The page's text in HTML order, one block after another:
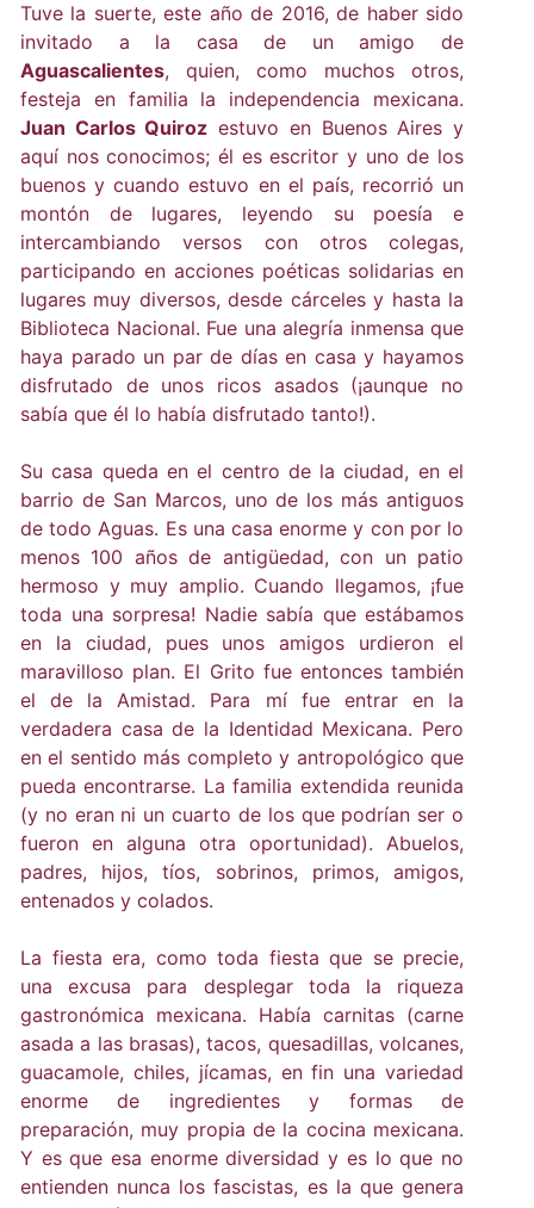
Tuve la suerte, este año de 2016, de haber sido
invitado a la casa de un amigo de
Aguascalientes, quien, como muchos otros,
festeja en familia la independencia mexicana.
Juan Carlos Quiroz estuvo en Buenos Aires y
aquí nos conocimos; él es escritor y uno de los
buenos y cuando estuvo en el país, recorrió un
montón de lugares, leyendo su poesía e
intercambiando versos con otros colegas,
participando en acciones poéticas solidarias en
lugares muy diversos, desde cárceles y hasta la
Biblioteca Nacional. Fue una alegría inmensa que
haya parado un par de días en casa y hayamos
disfrutado de unos ricos asados (¡aunque no
sabía que él lo había disfrutado tanto!).
Su casa queda en el centro de la ciudad, en el
barrio de San Marcos, uno de los más antiguos
de todo Aguas. Es una casa enorme y con por lo
menos 100 años de antigüedad, con un patio
hermoso y muy amplio. Cuando llegamos, ¡fue
toda una sorpresa! Nadie sabía que estábamos
en la ciudad, pues unos amigos urdieron el
maravilloso plan. El Grito fue entonces también
el de la Amistad. Para mí fue entrar en la
verdadera casa de la Identidad Mexicana. Pero
en el sentido más completo y antropológico que
pueda encontrarse. La familia extendida reunida
(y no eran ni un cuarto de los que podrían ser o
fueron en alguna otra oportunidad). Abuelos,
padres, hijos, tíos, sobrinos, primos, amigos,
entenados y colados.
La fiesta era, como toda fiesta que se precie,
una excusa para desplegar toda la riqueza
gastronómica mexicana. Había carnitas (carne
asada a las brasas), tacos, quesadillas, volcanes,
guacamole, chiles, jícamas, en fin una variedad
enorme de ingredientes y formas de
preparación, muy propia de la cocina mexicana.
Y es que esa enorme diversidad y es lo que no
entienden nunca los fascistas, es la que genera